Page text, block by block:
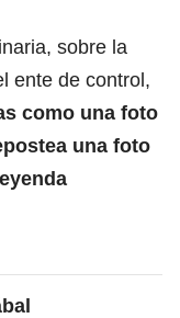
sobre la
ente de control,
como una foto
una foto